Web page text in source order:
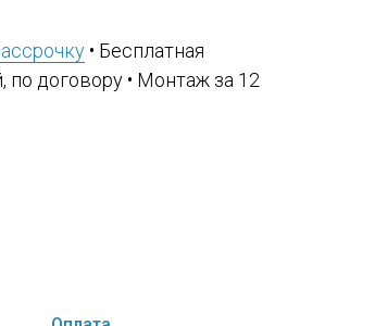
• Бесплатная
по договору • Монтаж за 12